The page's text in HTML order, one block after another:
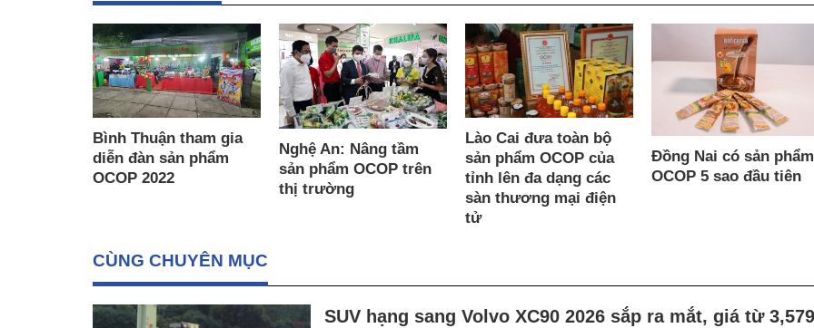
Bình Thuận tham gia
diễn đàn sản phẩm
OCOP 2022
Nghệ An: Nâng tầm
sản phẩm OCOP trên
thị trường
Lào Cai đưa toàn bộ
sản phẩm OCOP của
tỉnh lên đa dạng các
sàn thương mại điện
tử
Đồng Nai có sản phẩm
OCOP 5 sao đầu tiên
CÙNG CHUYÊN MỤC
SUV hạng sang Volvo XC90 2026 sắp ra mắt, giá từ 3,579